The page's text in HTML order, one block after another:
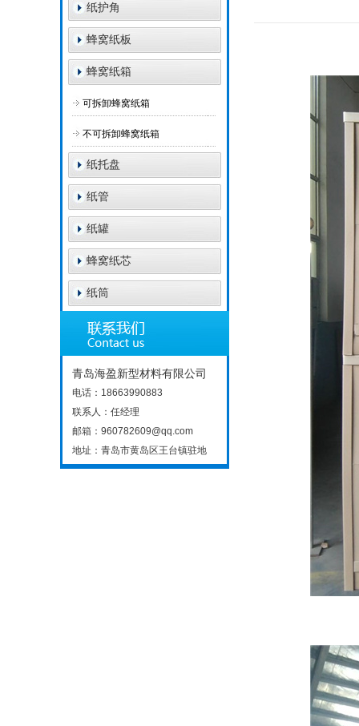
纸护角
蜂窝纸板
蜂窝纸箱
可拆卸蜂窝纸箱
不可拆卸蜂窝纸箱
纸托盘
纸管
纸罐
蜂窝纸芯
纸筒
青岛海盈新型材料有限公司
电话：18663990883
联系人：任经理
邮箱：960782609@qq.com
地址：青岛市黄岛区王台镇驻地